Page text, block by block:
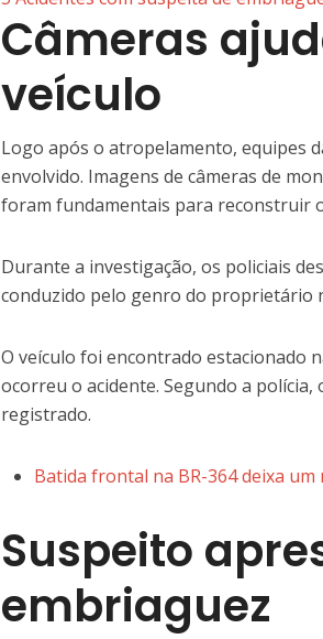
Câmeras
veículo
Logo após o atropelamento, equipes
envolvido. Imagens de câmeras de
foram fundamentais para reconstruir
Durante a investigação, os policiais
conduzido pelo genro do proprietário
O veículo foi encontrado estacionado
ocorreu o acidente. Segundo a
registrado.
Batida frontal na BR-364 deixa
Suspeito
embriaguez